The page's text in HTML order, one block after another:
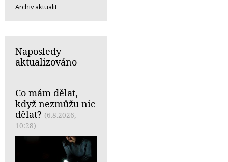
Archiv aktualit
Naposledy
aktualizováno
Co mám dělat,
když nezmůžu nic
dělat? (6.8.2026,
10:28)